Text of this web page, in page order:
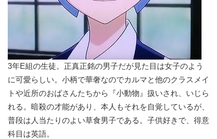
3年E組の生徒。正真正銘の男子だが見た目は女子のよう
に可愛らしい。小柄で華奢なのでカルマと他のクラスメイ
トや近所のおばさんたちから『小動物』扱いされ、いじら
れる。暗殺の才能があり、本人もそれを自覚しているが、
普段は人当たりのよい草食男子である。子供好きで、得意
科目は英語。